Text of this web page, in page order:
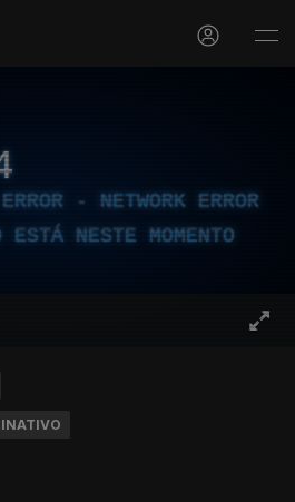
- NETWORK ERROR
ESTÁ NESTE MOMENTO